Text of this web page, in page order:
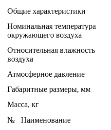
Общие характеристики
Номинальная температура
окружающего воздуха
Относительная влажность
воздуха
Атмосферное давление
Габаритные размеры, мм
Масса, кг
№
Наименование